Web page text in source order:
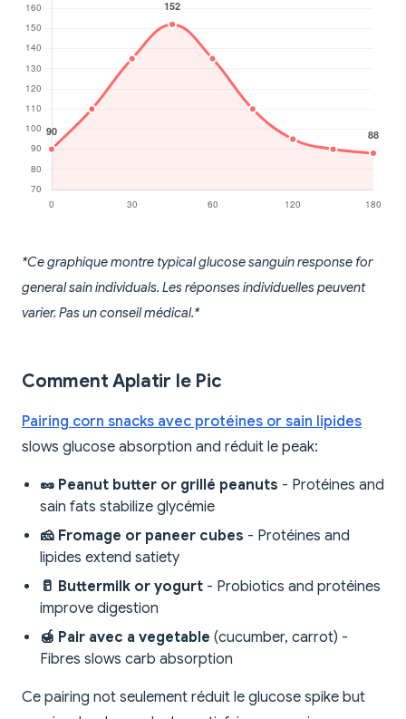
*Ce graphique montre typical glucose sanguin response for
general sain individuals. Les réponses individuelles peuvent
varier. Pas un conseil médical.*
Comment Aplatir le Pic
Pairing corn snacks avec protéines or sain lipides
slows glucose absorption and réduit le peak:
🥜 Peanut butter or grillé peanuts - Protéines and
sain fats stabilize glycémie
🧀 Fromage or paneer cubes - Protéines and
lipides extend satiety
🥛 Buttermilk or yogurt - Probiotics and protéines
improve digestion
🍯 Pair avec a vegetable (cucumber, carrot) -
Fibres slows carb absorption
Ce pairing not seulement réduit le glucose spike but